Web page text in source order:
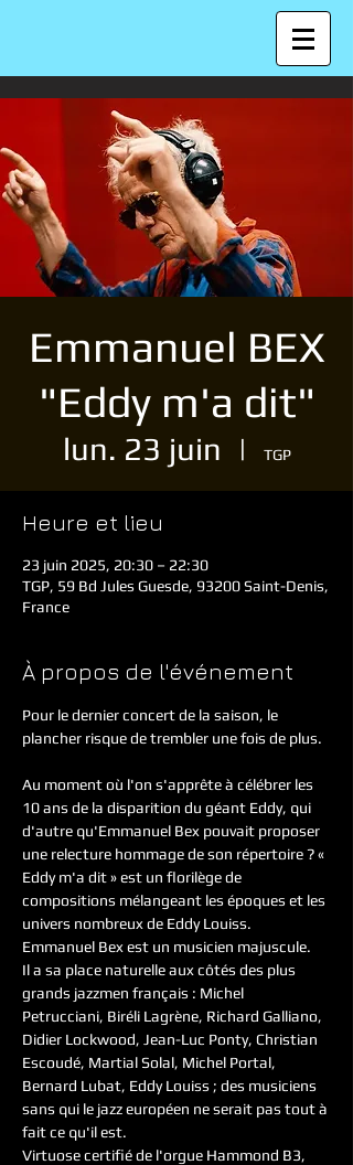
Emmanuel BEX
"Eddy m'a dit"
lun. 23 juin
  |
TGP
Heure et lieu
23 juin 2025, 20:30 – 22:30
TGP, 59 Bd Jules Guesde, 93200 Saint-Denis,
France
À propos de l'événement
Pour le dernier concert de la saison, le
plancher risque de trembler une fois de plus.
Au moment où l'on s'apprête à célébrer les
10 ans de la disparition du géant Eddy, qui
d'autre qu'Emmanuel Bex pouvait proposer
une relecture hommage de son répertoire ? «
Eddy m'a dit » est un florilège de
compositions mélangeant les époques et les
univers nombreux de Eddy Louiss.
Emmanuel Bex est un musicien majuscule.
Il a sa place naturelle aux côtés des plus
grands jazzmen français : Michel
Petrucciani, Biréli Lagrène, Richard Galliano,
Didier Lockwood, Jean-Luc Ponty, Christian
Escoudé, Martial Solal, Michel Portal,
Bernard Lubat, Eddy Louiss ; des musiciens
sans qui le jazz européen ne serait pas tout à
fait ce qu'il est.
Virtuose certifié de l'orgue Hammond B3,